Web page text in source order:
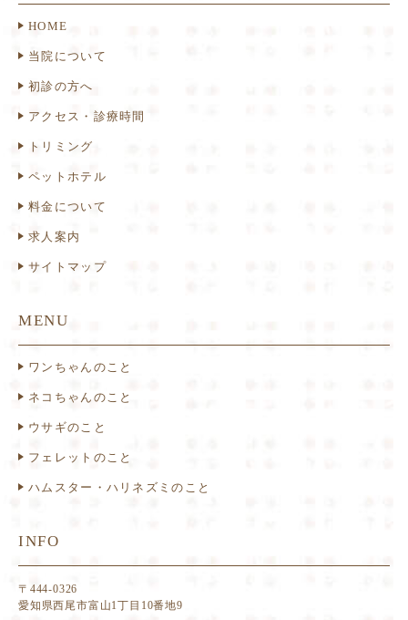
HOME
当院について
初診の方へ
アクセス・診療時間
トリミング
ペットホテル
料金について
求人案内
サイトマップ
MENU
ワンちゃんのこと
ネコちゃんのこと
ウサギのこと
フェレットのこと
ハムスター・ハリネズミのこと
INFO
〒444-0326
愛知県西尾市富山1丁目10番地9